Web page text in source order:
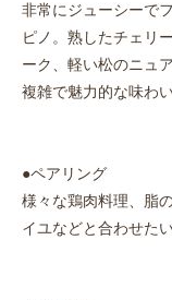
非常にジューシーで
ピノ。熟したチェリ
ーク、軽い松のニュ
複雑で魅力的な味わい
●ペアリング
様々な鶏肉料理、脂
イユなどと合わせたい